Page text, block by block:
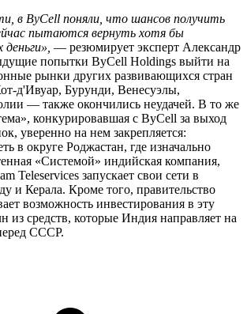
в ByCell поняли, что шансов получить
пытаются вернуть хотя бы
— резюмирует эксперт Александр
попытки ByCell Holdings выйти на
рынки других развивающихся стран
д'Ивуар, Бурунди, Венесуэлы,
— также окончились неудачей. В то же
конкурировавшая с ByCell за выход
уверенно на нем закрепляется:
в округе Роджастан, где изначально
«Системой» индийская компания,
Teleservices запускает свои сети в
и Керала. Кроме того, правительство
возможность инвестирования в эту
из средств, которые Индия направляет на
СССР.